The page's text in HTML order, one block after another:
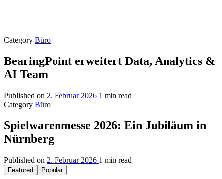
Category Büro
BearingPoint erweitert Data, Analytics &
AI Team
Published on 2. Februar 2026 1 min read
Category Büro
Spielwarenmesse 2026: Ein Jubiläum in
Nürnberg
Published on 2. Februar 2026 1 min read
Featured Popular